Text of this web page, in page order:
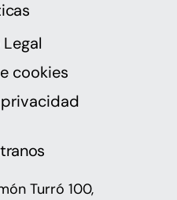
Turró 100,
cookies